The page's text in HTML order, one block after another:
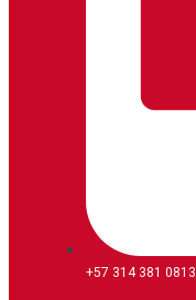
+57 314 381 0813